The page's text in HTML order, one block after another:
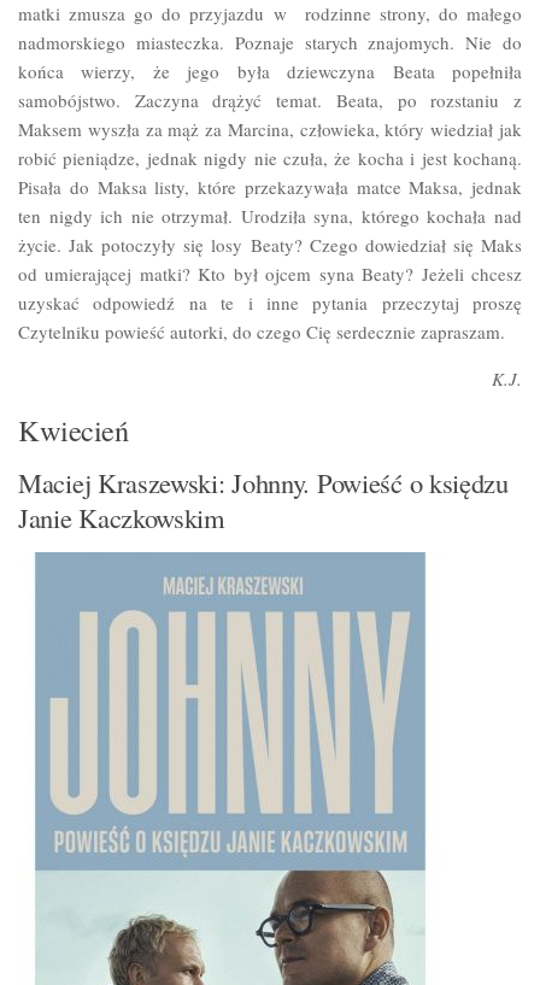
matki zmusza go do przyjazdu w rodzinne strony, do małego
nadmorskiego miasteczka. Poznaje starych znajomych. Nie do
końca wierzy, że jego była dziewczyna Beata popełniła
samobójstwo. Zaczyna drążyć temat. Beata, po rozstaniu z
Maksem wyszła za mąż za Marcina, człowieka, który wiedział jak
robić pieniądze, jednak nigdy nie czuła, że kocha i jest kochaną.
Pisała do Maksa listy, które przekazywała matce Maksa, jednak
ten nigdy ich nie otrzymał. Urodziła syna, którego kochała nad
życie. Jak potoczyły się losy Beaty? Czego dowiedział się Maks
od umierającej matki? Kto był ojcem syna Beaty? Jeżeli chcesz
uzyskać odpowiedź na te i inne pytania przeczytaj proszę
Czytelniku powieść autorki, do czego Cię serdecznie zapraszam.
K.J.
Kwiecień
Maciej Kraszewski: Johnny. Powieść o księdzu
Janie Kaczkowskim